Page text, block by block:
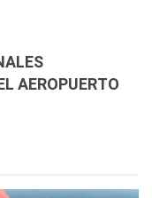
AEROPUERTO